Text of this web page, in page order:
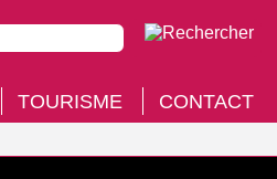
TOURISME CONTACT